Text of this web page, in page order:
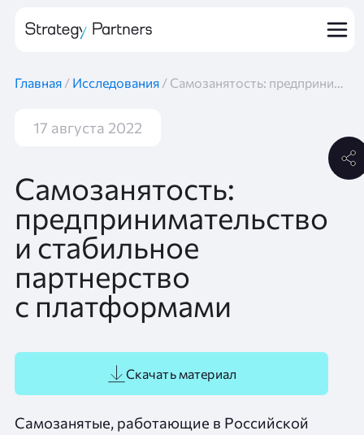
Главная / Исследования / Самозанятость: предпринимательство и стабильное партнерство с платформами
17 августа 2022
Самозанятость:
предпринимательство
и стабильное
партнерство
с платформами
Скачать материал
Самозанятые, работающие в Российской